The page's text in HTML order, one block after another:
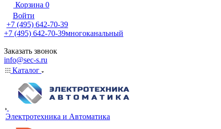
Корзина 0
Войти
+7 (495) 642-70-39
+7 (495) 642-70-39многоканальный
Заказать звонок
info@sec-s.ru
Каталог
Электротехника и Автоматика